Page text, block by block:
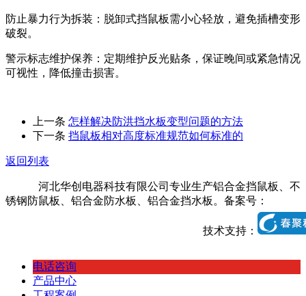
防止暴力行为拆装：脱卸式挡鼠板需小心轻放，避免插槽变形
破裂。
警示标志维护保养：定期维护反光贴条，保证晚间或紧急情况
可视性，降低撞击损害。
上一条 怎样解决防洪挡水板变型问题的方法
下一条 挡鼠板相对高度标准规范如何标准的
返回列表
河北华创电器科技有限公司专业生产铝合金挡鼠板、不
锈钢防鼠板、铝合金防水板、铝合金挡水板。备案号：
技术支持：
电话咨询
产品中心